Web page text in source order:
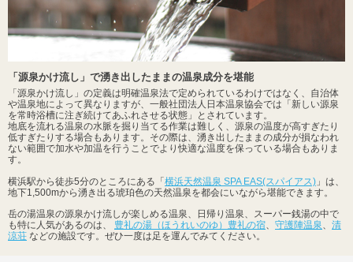
「源泉かけ流し」で湧き出したままの温泉成分を堪能
「源泉かけ流し」の定義は明確温泉法で定められているわけではなく、自治体
や温泉地によって異なりますが、一般社団法人日本温泉協会では「新しい源泉
を常時浴槽に注ぎ続けてあふれさせる状態」とされています。
地底を流れる温泉の水脈を掘り当てる作業は難しく、源泉の温度が高すぎたり
低すぎたりする場合もあります。その際は、湧き出したままの成分が損なわれ
ない範囲で加水や加温を行うことでより快適な温度を保っている場合もありま
す。
横浜駅から徒歩5分のところにある「 横浜天然温泉 SPA EAS(スパイアス) 」は、
地下1,500mから湧き出る琥珀色の天然温泉を都会にいながら堪能できます。
岳の湯温泉の源泉かけ流しが楽しめる温泉、日帰り温泉、スーパー銭湯の中で
も特に人気があるのは、 豊礼の湯（ほうれいのゆ）豊礼の宿、 守護陣温泉、 清
涼荘 などの施設です。ぜひ一度は足を運んでみてください。